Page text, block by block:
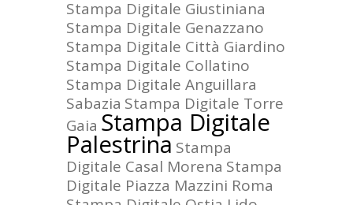
Stampa Digitale Giustiniana
Stampa Digitale Genazzano
Stampa Digitale Città Giardino
Stampa Digitale Collatino
Stampa Digitale Anguillara
Sabazia Stampa Digitale Torre
Gaia Stampa Digitale
Palestrina Stampa
Digitale Casal Morena Stampa
Digitale Piazza Mazzini Roma